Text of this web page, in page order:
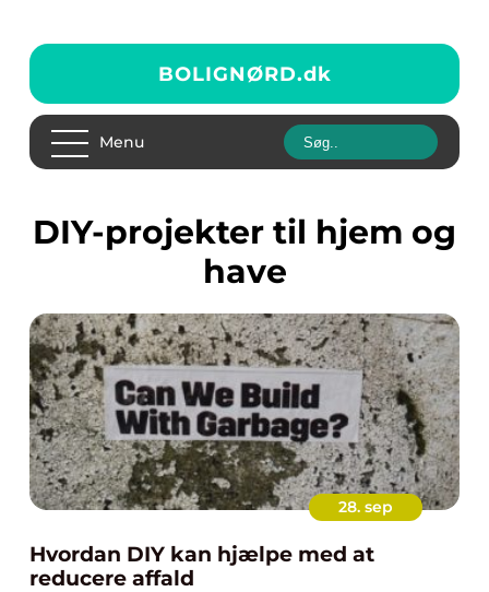
BOLIGNØRD.dk
Menu
DIY-projekter til hjem og
have
28. sep
Hvordan DIY kan hjælpe med at
reducere affald